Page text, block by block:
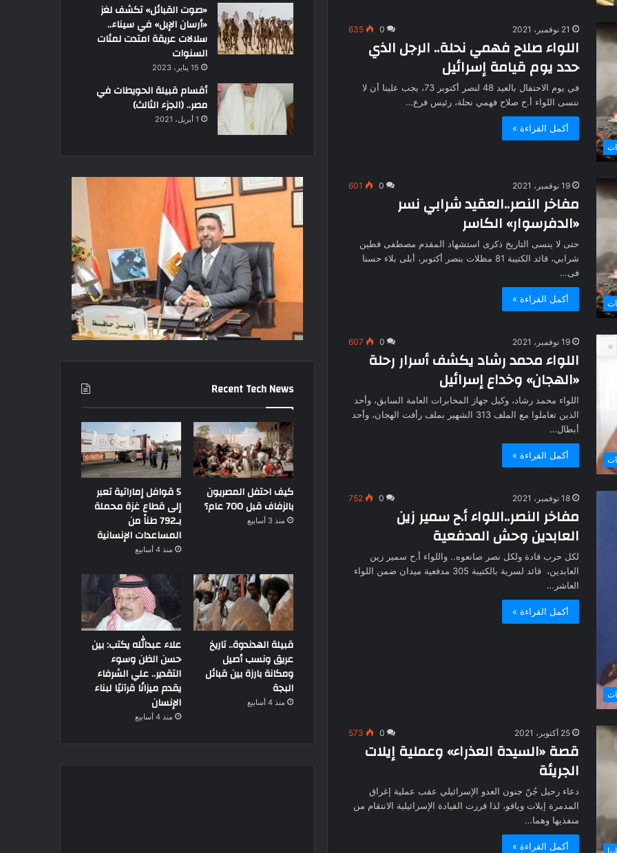
21 نوفمبر، 2021 0
635
اللواء صلاح فهمي نحلة.. الرجل الذي
حدد يوم قيامة إسرائيل
في يوم الاحتفال بالعيد 48 لنصر أكتوبر 73، يجب علينا أن لا
ننسى اللواء أ.ح صلاح فهمي نحلة، رئيس فرع…
أكمل القراءة »
19 نوفمبر، 2021 0
601
مفاخر النصر..العقيد شرابي نسر
«الدفرسوار» الكاسر
حتى لا ينسى التاريخ ذكرى استشهاد المقدم مصطفى فطين
شرابي، قائد الكتيبة 81 مظلات بنصر أكتوبر، أبلى بلاء حسنا
فى…
أكمل القراءة »
19 نوفمبر، 2021 0
607
اللواء محمد رشاد يكشف أسرار رحلة
«الهجان» وخداع إسرائيل
اللواء محمد رشاد، وكيل جهاز المخابرات العامة السابق، وأحد
الذين تعاملوا مع الملف 313 الشهير بملف رأفت الهجان، وأحد
أبطال…
أكمل القراءة »
18 نوفمبر، 2021 0
752
مفاخر النصر..اللواء أ.ح سمير زين
العابدين وحش المدفعية
لكل حرب قادة ولكل نصر صانعوه.. واللواء أ.ح سمير زين
العابدين، قائد لسرية بالكتيبة 305 مدفعية ميدان ضمن اللواء
العاشر…
أكمل القراءة »
25 أكتوبر، 2021 0
573
قصة «السيدة العذراء» وعملية إيلات
الجريئة
دعاء رحيل جُنّ جنون العدو الإسرائيلي عقب عملية إغراق
المدمرة إيلات ويافو، لذا قررت القيادة الإسرائيلية الانتقام من
منفذيها وهما…
أكمل القراءة »
«صوت القبائل» تكشف لغز
«أرسان الإبل» في سيناء..
سلالات عريقة امتدت لمئات
السنوات
15 يناير، 2023
أقسام قبيلة الحويطات في
مصر.. (الجزء الثالث)
1 أبريل، 2021
Recent Tech News
كيف احتفل المصريون
بالزفاف قبل 700 عام؟
منذ 3 أسابيع
5 قوافل إماراتية تعبر
إلى قطاع غزة محملة
بـ792 طناً من
المساعدات الإنسانية
منذ 4 أسابيع
قبيلة الهدندوة.. تاريخ
عريق ونسب أصيل
ومكانة بارزة بين قبائل
البجة
منذ 4 أسابيع
علاء عبدالله يكتب: بين
حسن الظن وسوء
التقدير.. علي الشرفاء
يقدم ميزانًا قرآنيًا لبناء
الإنسان
منذ 4 أسابيع